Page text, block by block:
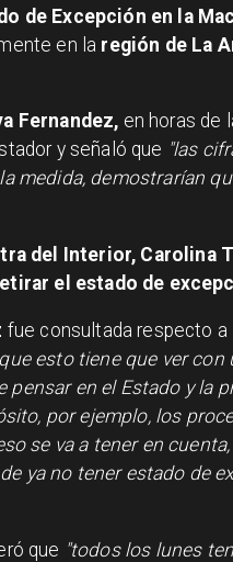
de Excepción en la
en la región de La
Fernandez, en horas de
y señaló que "las
medida, demostrarían
del Interior, Carolina
el estado de
fue consultada respecto
esto tiene que ver
en el Estado y la
por ejemplo, los
se va a tener en
ya no tener estado de
que "todos los lunes